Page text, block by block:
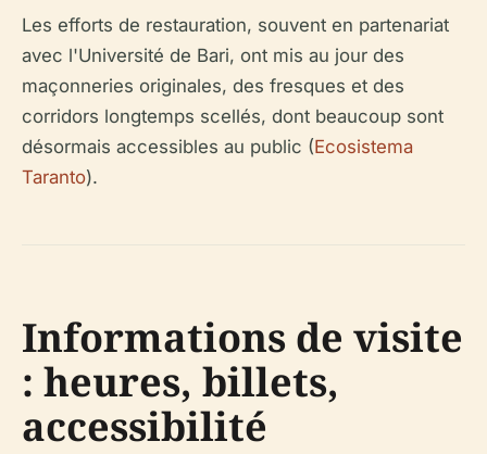
Les efforts de restauration, souvent en partenariat
avec l'Université de Bari, ont mis au jour des
maçonneries originales, des fresques et des
corridors longtemps scellés, dont beaucoup sont
désormais accessibles au public (Ecosistema
Taranto).
Informations de visite
: heures, billets,
accessibilité